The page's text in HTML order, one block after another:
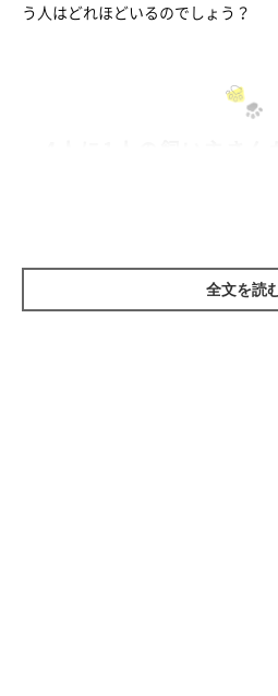
う人はどれほどいるのでしょう？
その結果、24.5%の方が「猫みたい
全文を読